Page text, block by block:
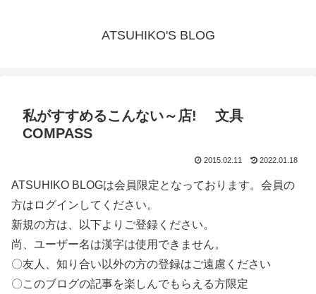
ATSUHIKO'S BLOG
私がすすめるこんない～店! 文具
COMPASS
2015.02.11 2022.01.18
ATSUHIKO BLOGは会員限定となっております。会員の
方はログインしてください。
新規の方は、以下よりご登録ください。
尚、ユーザー名は漢字は使用できません。
〇友人、知り合い以外の方の登録はご遠慮ください
〇このブログの記事を楽しんでもらえる方限定